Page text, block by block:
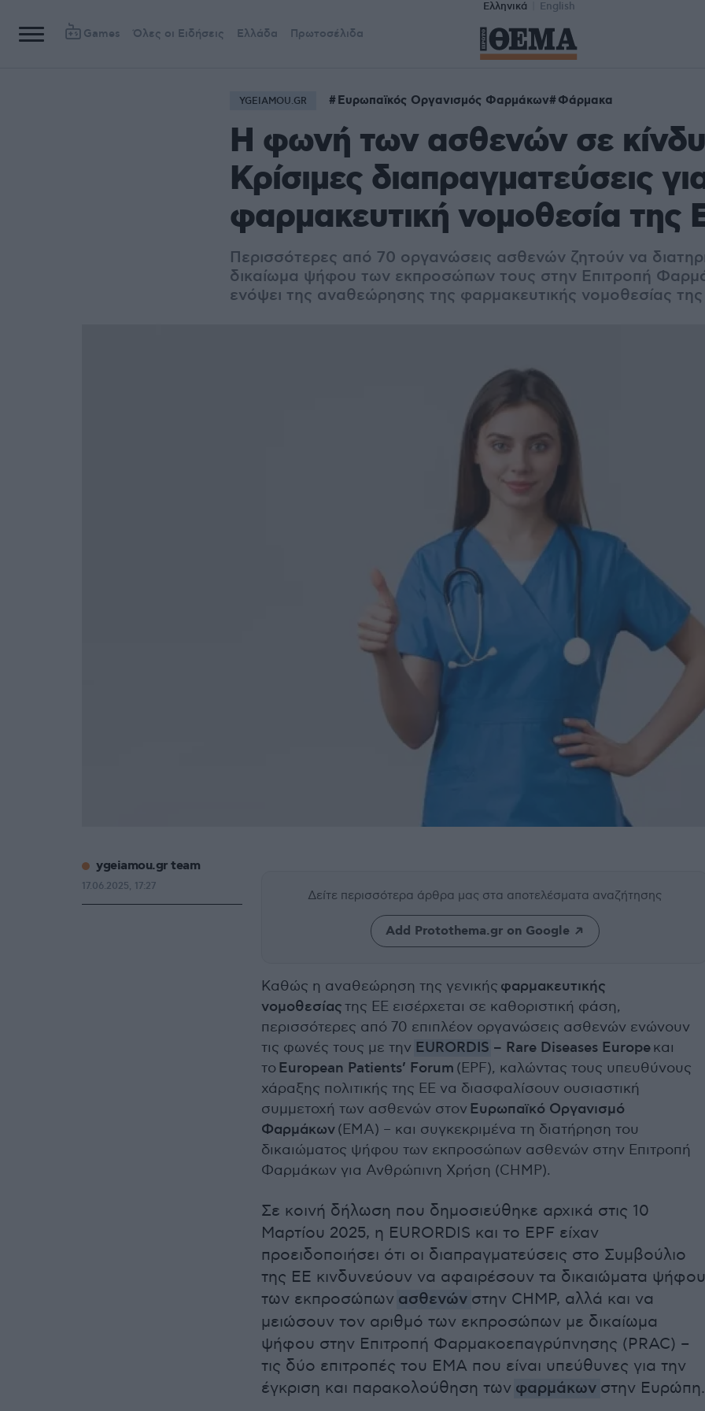
Ελληνικά English
Games Όλες οι Ειδήσεις Ελλάδα Πρωτοσέλιδα
YGEIAMOU.GR Ευρωπαϊκός Οργανισμός Φαρμάκων Φάρμακα
Η φωνή των ασθενών σε
Κρίσιμες διαπραγματεύσεις
φαρμακευτική νομοθεσία της
Περισσότερες από 70 οργανώσεις ασθενών ζητούν να
δικαίωμα ψήφου των εκπροσώπων τους στην Επιτροπή
ενόψει της αναθεώρησης της φαρμακευτικής νομοθεσίας
Δείτε περισσότερα άρθρα μας στα αποτελέσματα αναζήτησης
Add Protothema.gr on Google
Καθώς η αναθεώρηση της γενικής φαρμακευτικής
νομοθεσίαςτης ΕΕ εισέρχεται σε καθοριστική φάση,
περισσότερες από 70 επιπλέον οργανώσεις ασθενών ενώνουν
τις φωνές τους με την EURORDIS – Rare Diseases Europeκαι
τοEuropean Patients’ Forum (EPF), καλώντας τους υπευθύνους
χάραξης πολιτικής της ΕΕ να διασφαλίσουν ουσιαστική
συμμετοχή των ασθενών στον Ευρωπαϊκό Οργανισμό
Φαρμάκων(EMA) – και συγκεκριμένα τη διατήρηση του
δικαιώματος ψήφου των εκπροσώπων ασθενών στην Επιτροπή
Φαρμάκων για Ανθρώπινη Χρήση (CHMP).
Σε κοινή δήλωση που δημοσιεύθηκε αρχικά στις 10
Μαρτίου 2025, η EURORDIS και το EPF είχαν
προειδοποιήσει ότι οι διαπραγματεύσεις στο Συμβούλιο
της ΕΕ κινδυνεύουν να αφαιρέσουν τα δικαιώματα ψήφου
των εκπροσώπων ασθενών στην CHMP, αλλά και να
μειώσουν τον αριθμό των εκπροσώπων με δικαίωμα
ψήφου στην Επιτροπή Φαρμακοεπαγρύπνησης (PRAC) –
τις δύο επιτροπές του EMA που είναι υπεύθυνες για την
έγκριση και παρακολούθηση των φαρμάκων στην Ευρώπη.
ygeiamou.gr team
17.06.2025, 17:27